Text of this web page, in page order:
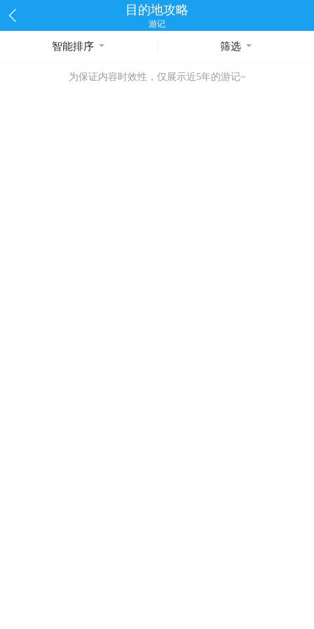
目的地攻略
游记
智能排序 筛选
为保证内容时效性，仅展示近5年的游记~